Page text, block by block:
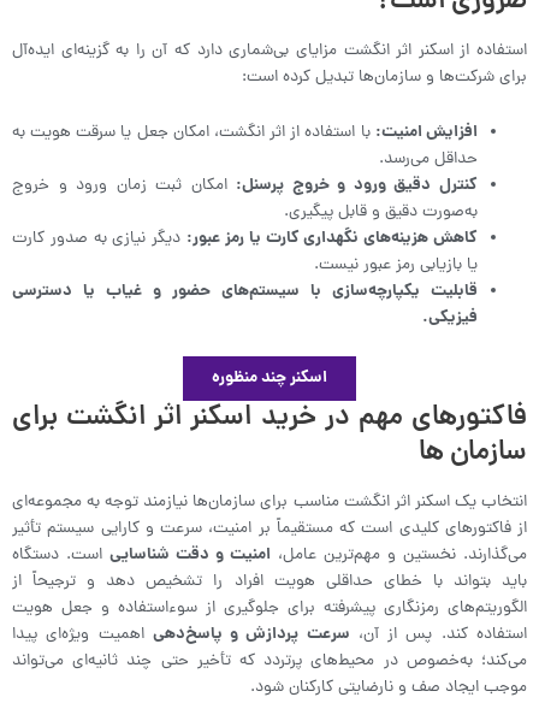
استفاده از اسکنر اثر انگشت مزایای بی‌شماری دارد که آن را به گزینه‌ای ایده‌آل
برای شرکت‌ها و سازمان‌ها تبدیل کرده است:
افزایش امنیت: با استفاده از اثر انگشت، امکان جعل یا سرقت هویت به
حداقل می‌رسد.
کنترل دقیق ورود و خروج پرسنل: امکان ثبت زمان ورود و خروج
به‌صورت دقیق و قابل پیگیری.
کاهش هزینه‌های نگهداری کارت یا رمز عبور: دیگر نیازی به صدور کارت
یا بازیابی رمز عبور نیست.
قابلیت یکپارچه‌سازی با سیستم‌های حضور و غیاب یا دسترسی
فیزیکی.
اسکنر چند منظوره
فاکتورهای مهم در خرید اسکنر اثر انگشت برای
سازمان‌ ها
انتخاب یک اسکنر اثر انگشت مناسب برای سازمان‌ها نیازمند توجه به مجموعه‌ای
از فاکتورهای کلیدی است که مستقیماً بر امنیت، سرعت و کارایی سیستم تأثیر
می‌گذارند. نخستین و مهم‌ترین عامل، امنیت و دقت شناسایی است. دستگاه
باید بتواند با خطای حداقلی هویت افراد را تشخیص دهد و ترجیحاً از
الگوریتم‌های رمزنگاری پیشرفته برای جلوگیری از سوءاستفاده و جعل هویت
استفاده کند. پس از آن، سرعت پردازش و پاسخ‌دهی اهمیت ویژه‌ای پیدا
می‌کند؛ به‌خصوص در محیط‌های پرتردد که تأخیر حتی چند ثانیه‌ای می‌تواند
موجب ایجاد صف و نارضایتی کارکنان شود.